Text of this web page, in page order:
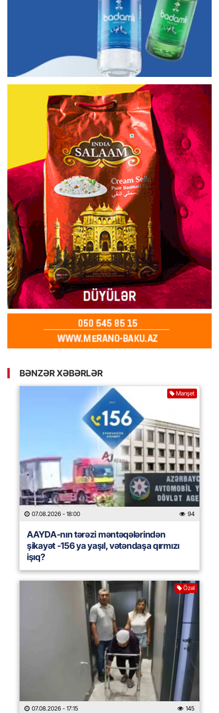
BƏNZƏR XƏBƏRLƏR
Manşet
07.08.2026 - 18:00 94
AAYDA-nın tərəzi məntəqələrindən
şikayət -156 ya yaşıl, vətəndaşa qırmızı
işıq?
Özəl
07.08.2026 - 17:15 145